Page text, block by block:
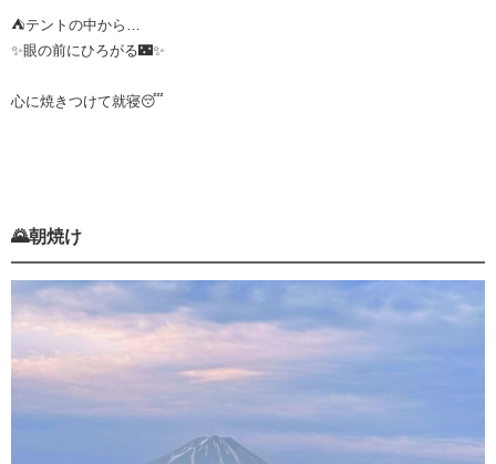
⛺️テントの中から…
✨眼の前にひろがる🌃✨
心に焼きつけて就寝😴
🌄朝焼け